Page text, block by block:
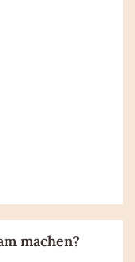
machen?